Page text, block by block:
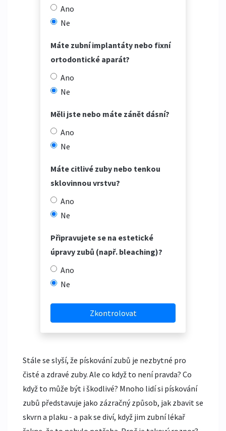
Ano
Ne
Máte zubní implantáty nebo fixní
ortodontické aparát?
Ano
Ne
Měli jste nebo máte zánět dásní?
Ano
Ne
Máte citlivé zuby nebo tenkou
sklovinnou vrstvu?
Ano
Ne
Připravujete se na estetické
úpravy zubů (např. bleaching)?
Ano
Ne
Zkontrolovat
Stále se slyší, že pískování zubů je nezbytné pro
čisté a zdravé zuby. Ale co když to není pravda? Co
když to může být i škodlivé? Mnoho lidí si pískování
zubů představuje jako zázračný způsob, jak zbavit se
skvrn a plaku - a pak se diví, když jim zubní lékař